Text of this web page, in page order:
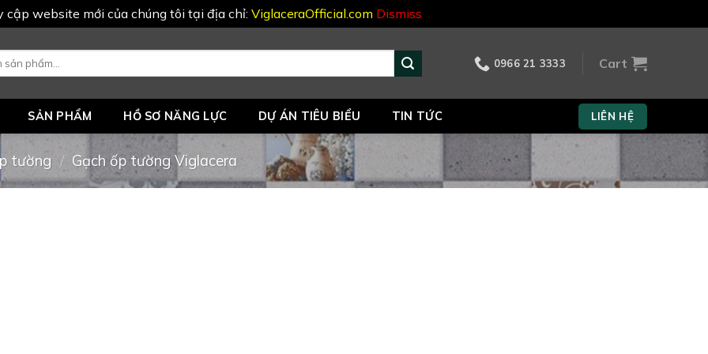
cập website mới của chúng tôi tại địa chỉ: ViglaceraOfficial.com Dismiss
0966 21 3333 Cart
SẢN PHẨM HỒ SƠ NĂNG LỰC DỰ ÁN TIÊU BIỂU TIN TỨC LIÊN HỆ
tường / Gạch ốp tường Viglacera